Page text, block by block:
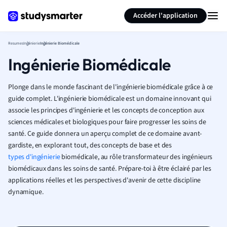
Accéder l'application
ResumesIngénierieIngénierie Biomédicale
Ingénierie Biomédicale
Plonge dans le monde fascinant de l'ingénierie biomédicale grâce à ce
guide complet. L'ingénierie biomédicale est un domaine innovant qui
associe les principes d'ingénierie et les concepts de conception aux
sciences médicales et biologiques pour faire progresser les soins de
santé. Ce guide donnera un aperçu complet de ce domaine avant-
gardiste, en explorant tout, des concepts de base et des
types d'ingénieriebiomédicale, au rôle transformateur des ingénieurs
biomédicaux dans les soins de santé. Prépare-toi à être éclairé par les
applications réelles et les perspectives d'avenir de cette discipline
dynamique.
Résumer la page